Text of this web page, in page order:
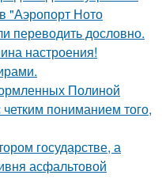
"Аэропорт Ното
переводить дословно.
настроения!
Полиной
пониманием того,
государстве, а
асфальтовой